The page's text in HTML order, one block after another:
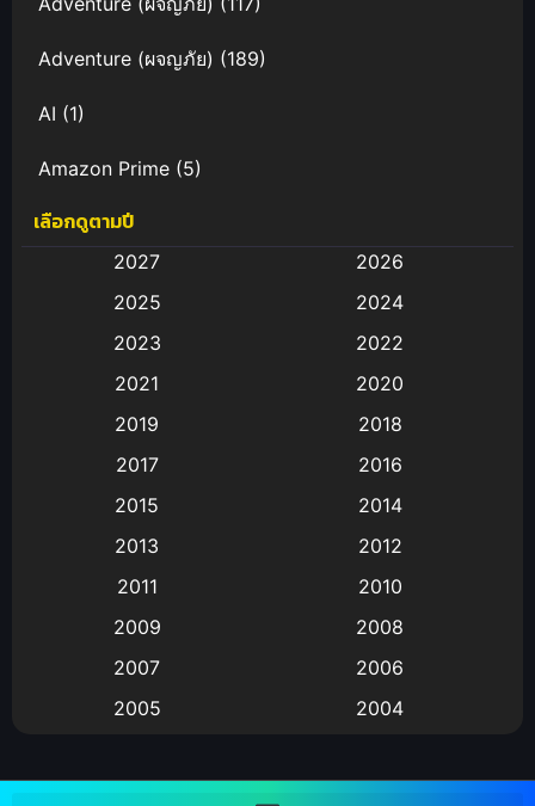
Adventure (ผจญภัย) (189)
AI (1)
Amazon Prime (5)
Anal (ประตูหลัง)
Animation การ์ตูน
Animation อนิเมะ
Animation แอนิเมชัน
(9)
Big tits (นมใหญ่)
Bitch (ผู้หญิงร่าน)
เลือกดูตามปี
2027
2026
2025
2024
2023
2022
2021
2020
2019
2018
2017
2016
2015
2014
2013
2012
2011
2010
2009
2008
2007
2006
2005
2004
2001
2000